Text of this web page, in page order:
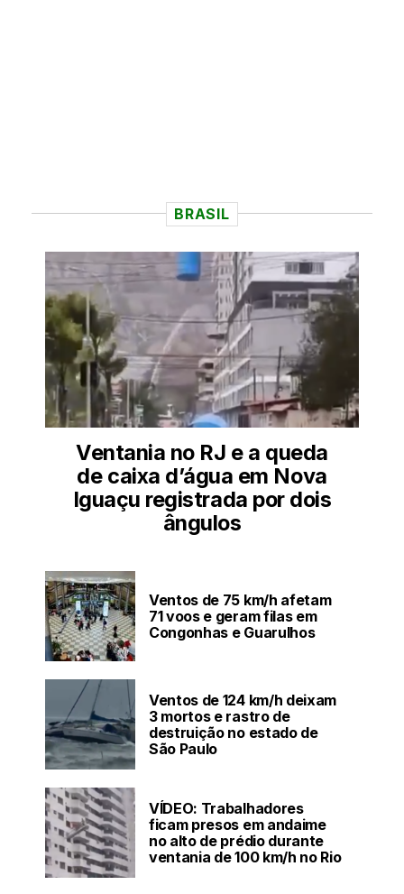
BRASIL
Ventania no RJ e a queda
de caixa d’água em Nova
Iguaçu registrada por dois
ângulos
Ventos de 75 km/h afetam
71 voos e geram filas em
Congonhas e Guarulhos
Ventos de 124 km/h deixam
3 mortos e rastro de
destruição no estado de
São Paulo
VÍDEO: Trabalhadores
ficam presos em andaime
no alto de prédio durante
ventania de 100 km/h no Rio